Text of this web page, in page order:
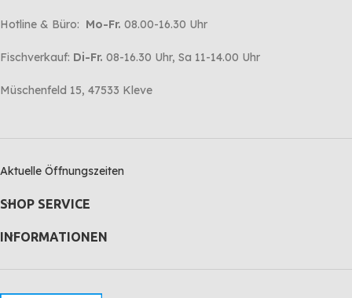
Hotline & Büro: Mo-Fr. 08.00-16.30 Uhr
Fischverkauf: Di-Fr. 08-16.30 Uhr, Sa 11-14.00 Uhr
Müschenfeld 15, 47533 Kleve
Aktuelle Öffnungszeiten
SHOP SERVICE
INFORMATIONEN